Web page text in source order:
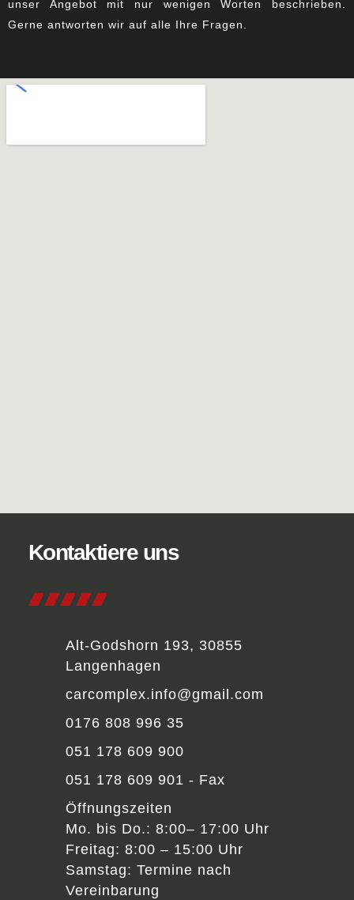
unser Angebot mit nur wenigen Worten beschrieben.
Gerne antworten wir auf alle Ihre Fragen.
Kontaktiere uns
Alt-Godshorn 193, 30855
Langenhagen
carcomplex.info@gmail.com
0176 808 996 35
051 178 609 900
051 178 609 901 - Fax
Öffnungszeiten
Mo. bis Do.: 8:00– 17:00 Uhr
Freitag: 8:00 – 15:00 Uhr
Samstag: Termine nach
Vereinbarung